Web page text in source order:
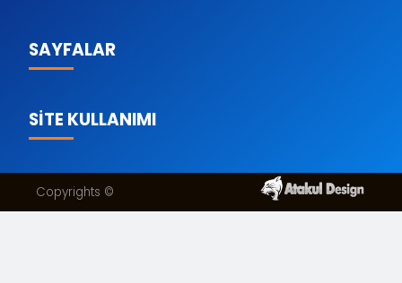
SAYFALAR
SİTE KULLANIMI
Copyrights ©